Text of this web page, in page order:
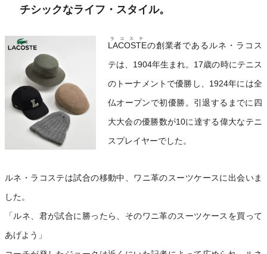
チシックなライフ・スタイル。
LACOSTE
ラコステ
の創業者であるルネ・ラコス
テは、1904年生まれ。17歳の時にテニス
のトーナメントで優勝し、1924年には全
仏オープンで初優勝。引退するまでに四
大大会の優勝数が10に達する偉大なテニ
スプレイヤーでした。
ルネ・ラコステは試合の移動中、ワニ革のスーツケースに出会いま
した。
「ルネ、君が試合に勝ったら、そのワニ革のスーツケースを買って
あげよう」